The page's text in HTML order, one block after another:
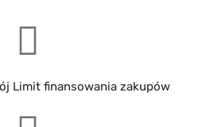
Limit finansowania zakupów